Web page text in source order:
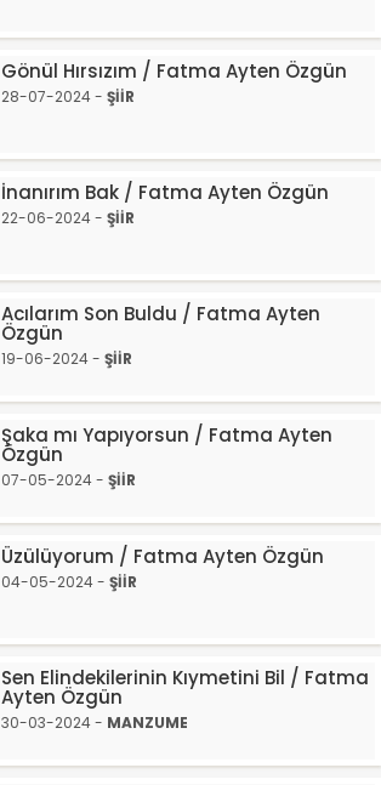
Gönül Hırsızım / Fatma Ayten Özgün
28-07-2024 - ŞİİR
İnanırım Bak / Fatma Ayten Özgün
22-06-2024 - ŞİİR
Acılarım Son Buldu / Fatma Ayten
Özgün
19-06-2024 - ŞİİR
Şaka mı Yapıyorsun / Fatma Ayten
Özgün
07-05-2024 - ŞİİR
Üzülüyorum / Fatma Ayten Özgün
04-05-2024 - ŞİİR
Sen Elindekilerinin Kıymetini Bil / Fatma
Ayten Özgün
30-03-2024 - MANZUME